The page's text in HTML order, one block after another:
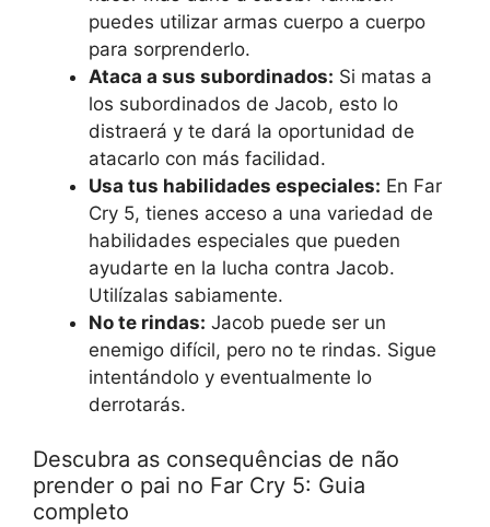
puedes utilizar armas cuerpo a cuerpo
para sorprenderlo.
Ataca a sus subordinados: Si matas a
los subordinados de Jacob, esto lo
distraerá y te dará la oportunidad de
atacarlo con más facilidad.
Usa tus habilidades especiales: En Far
Cry 5, tienes acceso a una variedad de
habilidades especiales que pueden
ayudarte en la lucha contra Jacob.
Utilízalas sabiamente.
No te rindas: Jacob puede ser un
enemigo difícil, pero no te rindas. Sigue
intentándolo y eventualmente lo
derrotarás.
Descubra as consequências de não
prender o pai no Far Cry 5: Guia
completo